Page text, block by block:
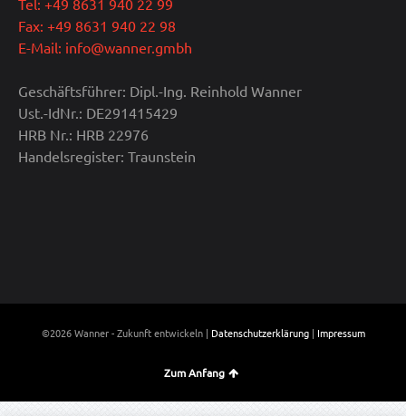
Fax: +49 8631 940 22 98
E-Mail: info@wanner.gmbh
Geschäftsführer: Dipl.-Ing. Reinhold Wanner
Ust.-IdNr.: DE291415429
HRB Nr.: HRB 22976
Handelsregister: Traunstein
©2026 Wanner - Zukunft entwickeln | Datenschutzerklärung| Impressum
Zum Anfang